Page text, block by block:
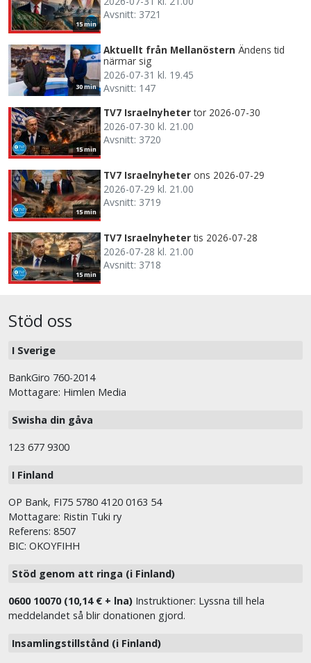
15 min
Avsnitt: 3721
30 min
Aktuellt från Mellanöstern Ändens tid
närmar sig
2026-07-31 kl. 19.45
Avsnitt: 147
15 min
TV7 Israelnyheter tor 2026-07-30
2026-07-30 kl. 21.00
Avsnitt: 3720
15 min
TV7 Israelnyheter ons 2026-07-29
2026-07-29 kl. 21.00
Avsnitt: 3719
15 min
TV7 Israelnyheter tis 2026-07-28
2026-07-28 kl. 21.00
Avsnitt: 3718
Stöd oss
I Sverige
BankGiro 760-2014
Mottagare: Himlen Media
Swisha din gåva
123 677 9300
I Finland
OP Bank, FI75 5780 4120 0163 54
Mottagare: Ristin Tuki ry
Referens: 8507
BIC: OKOYFIHH
Stöd genom att ringa (i Finland)
0600 10070 (10,14 € + lna) Instruktioner: Lyssna till hela
meddelandet så blir donationen gjord.
Insamlingstillstånd (i Finland)